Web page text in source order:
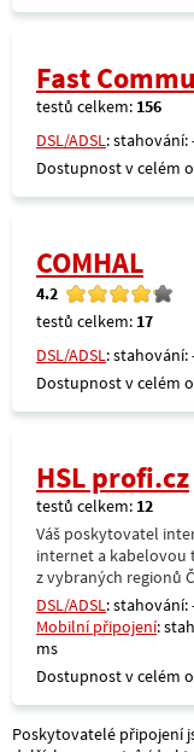
Fast
testů celkem: 156
DSL/ADSL: stahování:
Dostupnost v celém
COMHAL
4.2
testů celkem: 17
DSL/ADSL: stahování:
Dostupnost v celém
HSL profi.cz
testů celkem: 12
Váš poskytovatel
internet a kabelovou
z vybraných regionů
DSL/ADSL: stahování:
Mobilní připojení:
ms
Dostupnost v celém
Poskytovatelé připojení